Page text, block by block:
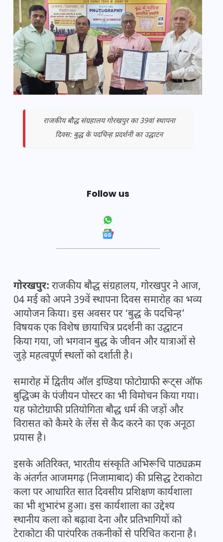
राजकीय बौद्ध संग्रहालय गोरखपुर का 39वां स्थापना
दिवस: बुद्ध के पदचिन्ह प्रदर्शनी का उद्घाटन
Follow us
गोरखपुर: राजकीय बौद्ध संग्रहालय, गोरखपुर ने आज,
04 मई को अपने 39वें स्थापना दिवस समारोह का भव्य
आयोजन किया। इस अवसर पर ‘बुद्ध के पदचिन्ह’
विषयक एक विशेष छायाचित्र प्रदर्शनी का उद्घाटन
किया गया, जो भगवान बुद्ध के जीवन और यात्राओं से
जुड़े महत्वपूर्ण स्थलों को दर्शाती है।
समारोह में द्वितीय ऑल इण्डिया फोटोग्राफी रूट्स ऑफ
बुद्धिज्म के पंजीयन पोस्टर का भी विमोचन किया गया।
यह फोटोग्राफी प्रतियोगिता बौद्ध धर्म की जड़ों और
विरासत को कैमरे के लेंस से कैद करने का एक अनूठा
प्रयास है।
इसके अतिरिक्त, भारतीय संस्कृति अभिरूचि पाठ्यक्रम
के अंतर्गत आजमगढ़ (निजामाबाद) की प्रसिद्ध टेराकोटा
कला पर आधारित सात दिवसीय प्रशिक्षण कार्यशाला
का भी शुभारंभ हुआ। इस कार्यशाला का उद्देश्य
स्थानीय कला को बढ़ावा देना और प्रतिभागियों को
टेराकोटा की पारंपरिक तकनीकों से परिचित कराना है।